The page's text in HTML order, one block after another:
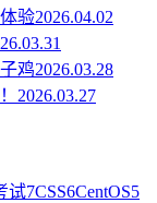
验2026.04.02
鸡2026.03.28
2026.03.27
试7CSS6CentOS5